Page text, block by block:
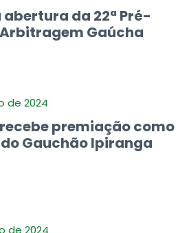
abertura da 22ª Pré-
Gaúcha
de 2024
premiação como
Gauchão Ipiranga
de 2024